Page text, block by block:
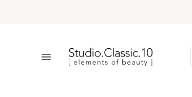
Menü öffnen
Studio.Classic.10